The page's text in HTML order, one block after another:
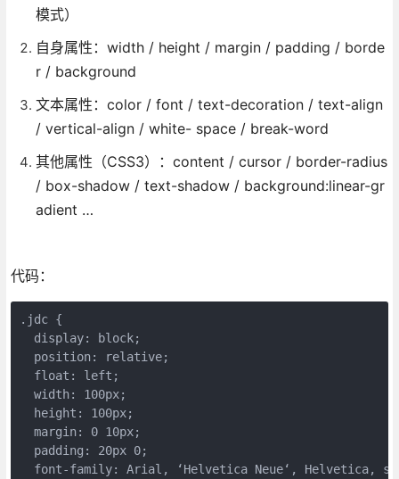
模式）
自身属性：width / height / margin / padding / borde
r / background
文本属性：color / font / text-decoration / text-align
/ vertical-align / white- space / break-word
其他属性（CSS3）：content / cursor / border-radius
/ box-shadow / text-shadow / background:linear-gr
adient …
代码：
.jdc {
display: block;
position: relative;
float: left;
width: 100px;
height: 100px;
margin: 0 10px;
padding: 20px 0;
font-family: Arial, ‘Helvetica Neue‘, Helvetica,